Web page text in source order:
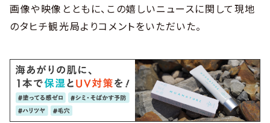
画像や映像とともに、この嬉しいニュースに関して現地
のタヒチ観光局よりコメントをいただいた。